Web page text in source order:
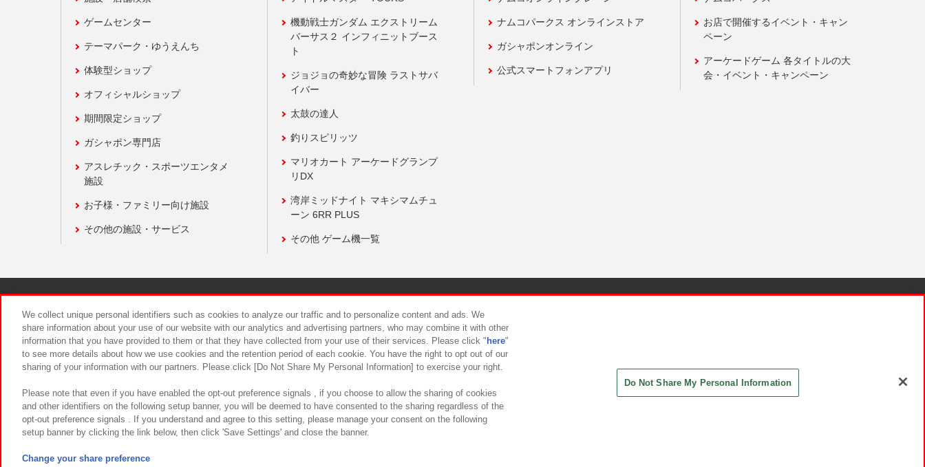
ゲームセンター
テーマパーク・ゆうえんち
体験型ショップ
オフィシャルショップ
期間限定ショップ
ガシャポン専門店
アスレチック・スポーツエンタメ
施設
お子様・ファミリー向け施設
その他の施設・サービス
機動戦士ガンダム エクストリーム
バーサス２ インフィニットブース
ト
ジョジョの奇妙な冒険 ラストサバ
イバー
太鼓の達人
釣りスピリッツ
マリオカート アーケードグランプ
リDX
湾岸ミッドナイト マキシマムチュ
ーン 6RR PLUS
その他 ゲーム機一覧
ナムコパークス オンラインストア
ガシャポンオンライン
公式スマートフォンアプリ
お店で開催するイベント・キャン
ペーン
アーケードゲーム 各タイトルの大
会・イベント・キャンペーン
食品のご提供について カスタマーハラスメント対応方針
We collect unique personal identifiers such as cookies to analyze our traffic and to personalize content and ads. We
share information about your use of our website with our analytics and advertising partners, who may combine it with other
information that you have provided to them or that they have collected from your use of their services. Please click " here"
to see more details about how we use cookies and the retention period of each cookie. You have the right to opt out of our
sharing of your information with our partners. Please click [Do Not Share My Personal Information] to exercise your right.
Please note that even if you have enabled the opt-out preference signals , if you choose to allow the sharing of cookies
and other identifiers on the following setup banner, you will be deemed to have consented to the sharing regardless of the
opt-out preference signals . If you understand and agree to this setting, please manage your consent on the following
setup banner by clicking the link below, then click 'Save Settings' and close the banner.
Change your share preference
Do Not Share My Personal Information